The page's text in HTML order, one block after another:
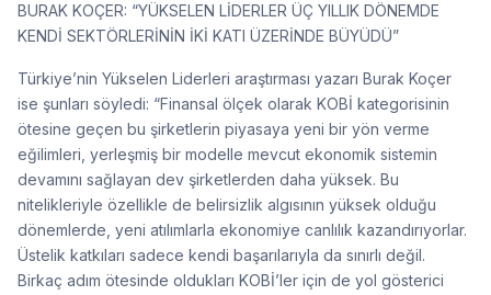
BURAK KOÇER: “YÜKSELEN LİDERLER ÜÇ YILLIK DÖNEMDE
KENDİ SEKTÖRLERİNİN İKİ KATI ÜZERİNDE BÜYÜDÜ”
Türkiye’nin Yükselen Liderleri araştırması yazarı Burak Koçer
ise şunları söyledi: “Finansal ölçek olarak KOBİ kategorisinin
ötesine geçen bu şirketlerin piyasaya yeni bir yön verme
eğilimleri, yerleşmiş bir modelle mevcut ekonomik sistemin
devamını sağlayan dev şirketlerden daha yüksek. Bu
nitelikleriyle özellikle de belirsizlik algısının yüksek olduğu
dönemlerde, yeni atılımlarla ekonomiye canlılık kazandırıyorlar.
Üstelik katkıları sadece kendi başarılarıyla da sınırlı değil.
Birkaç adım ötesinde oldukları KOBİ’ler için de yol gösterici